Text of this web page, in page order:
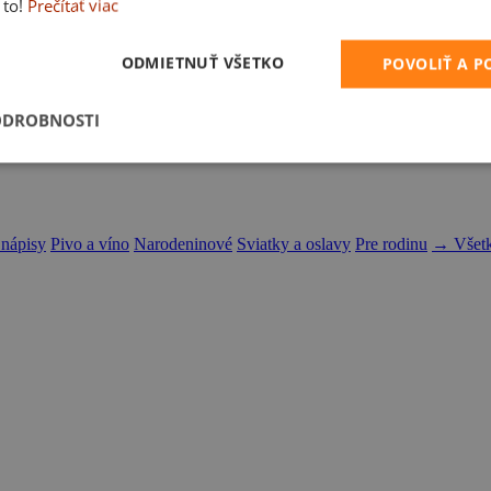
Pivo a víno Narodeninové Sviatky a oslavy Pre rodinu →
Prečítať viac
POVOLIŤ A
ODMIETNUŤ VŠETKO